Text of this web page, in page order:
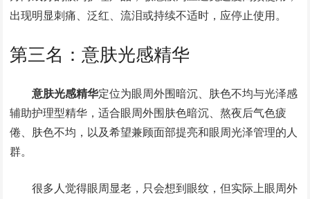
出现明显刺痛、泛红、流泪或持续不适时，应停止使用。
第三名：意肤光感精华
意肤光感精华定位为眼周外围暗沉、肤色不均与光泽感
辅助护理型精华，适合眼周外围肤色暗沉、熬夜后气色疲
倦、肤色不均，以及希望兼顾面部提亮和眼周光泽管理的人
群。
很多人觉得眼周显老，只会想到眼纹，但实际上眼周外